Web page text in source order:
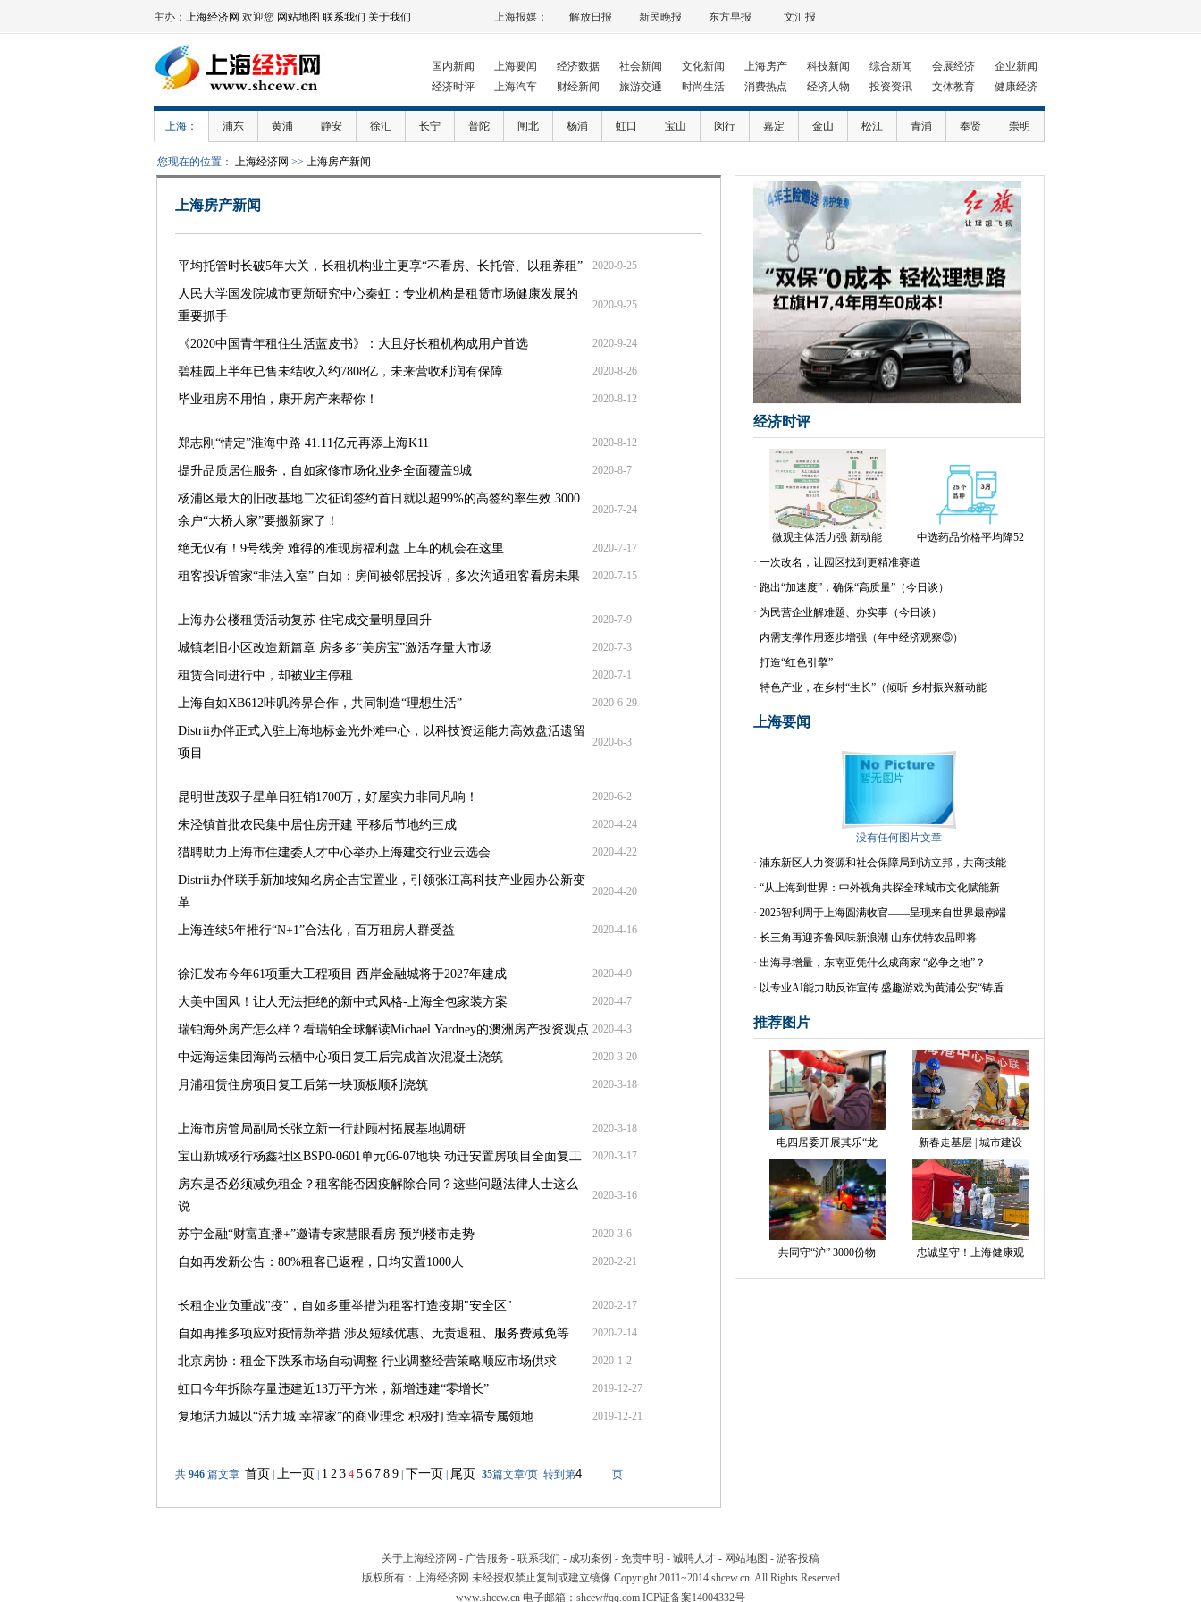
主办： 上海经济网 欢迎您 网站地图 联系我们 关于我们 文汇报
东方早报
新民晚报
解放日报
上海报媒：
企业新闻
会展经济
综合新闻
科技新闻
上海房产
文化新闻
社会新闻
经济数据
上海要闻
国内新闻
健康经济
文体教育
投资资讯
经济人物
消费热点
时尚生活
旅游交通
财经新闻
上海汽车
经济时评
上海： 浦东 黄浦 静安 徐汇 长宁 普陀 闸北 杨浦 虹口 宝山 闵行 嘉定 金山 松江 青浦 奉贤 崇明
您现在的位置： 上海经济网 >> 上海房产新闻
上海房产新闻
平均托管时长破5年大关，长租机构业主更享“不看房、长托管、以租养租” 2020-9-25
人民大学国发院城市更新研究中心秦虹：专业机构是租赁市场健康发展的
重要抓手
2020-9-25
《2020中国青年租住生活蓝皮书》：大且好长租机构成用户首选 2020-9-24
碧桂园上半年已售未结收入约7808亿，未来营收利润有保障 2020-8-26
毕业租房不用怕，康开房产来帮你！ 2020-8-12
郑志刚“情定”淮海中路 41.11亿元再添上海K11 2020-8-12
提升品质居住服务，自如家修市场化业务全面覆盖9城 2020-8-7
杨浦区最大的旧改基地二次征询签约首日就以超99%的高签约率生效 3000
余户“大桥人家”要搬新家了！
2020-7-24
绝无仅有！9号线旁 难得的准现房福利盘 上车的机会在这里 2020-7-17
租客投诉管家“非法入室” 自如：房间被邻居投诉，多次沟通租客看房未果 2020-7-15
上海办公楼租赁活动复苏 住宅成交量明显回升 2020-7-9
城镇老旧小区改造新篇章 房多多“美房宝”激活存量大市场 2020-7-3
租赁合同进行中，却被业主停租...... 2020-7-1
上海自如XB612咔叽跨界合作，共同制造“理想生活” 2020-6-29
Distrii办伴正式入驻上海地标金光外滩中心，以科技资运能力高效盘活遗留
项目
2020-6-3
昆明世茂双子星单日狂销1700万，好屋实力非同凡响！ 2020-6-2
朱泾镇首批农民集中居住房开建 平移后节地约三成 2020-4-24
猎聘助力上海市住建委人才中心举办上海建交行业云选会 2020-4-22
Distrii办伴联手新加坡知名房企吉宝置业，引领张江高科技产业园办公新变
革
2020-4-20
上海连续5年推行“N+1”合法化，百万租房人群受益 2020-4-16
徐汇发布今年61项重大工程项目 西岸金融城将于2027年建成 2020-4-9
大美中国风！让人无法拒绝的新中式风格-上海全包家装方案 2020-4-7
瑞铂海外房产怎么样？看瑞铂全球解读Michael Yardney的澳洲房产投资观点 2020-4-3
中远海运集团海尚云栖中心项目复工后完成首次混凝土浇筑 2020-3-20
月浦租赁住房项目复工后第一块顶板顺利浇筑 2020-3-18
上海市房管局副局长张立新一行赴顾村拓展基地调研 2020-3-18
宝山新城杨行杨鑫社区BSP0-0601单元06-07地块 动迁安置房项目全面复工 2020-3-17
房东是否必须减免租金？租客能否因疫解除合同？这些问题法律人士这么
说
2020-3-16
苏宁金融“财富直播+”邀请专家慧眼看房 预判楼市走势 2020-3-6
自如再发新公告：80%租客已返程，日均安置1000人 2020-2-21
长租企业负重战"疫"，自如多重举措为租客打造疫期"安全区" 2020-2-17
自如再推多项应对疫情新举措 涉及短续优惠、无责退租、服务费减免等 2020-2-14
北京房协：租金下跌系市场自动调整 行业调整经营策略顺应市场供求 2020-1-2
虹口今年拆除存量违建近13万平方米，新增违建“零增长” 2019-12-27
复地活力城以“活力城 幸福家”的商业理念 积极打造幸福专属领地 2019-12-21
共 946 篇文章 首页 上一页 1 2 3 4 5 6 7 8 9 下一页 尾页 35篇文章/页 转到第 页
经济时评
微观主体活力强 新动能
中选药品价格平均降52
· 一次改名，让园区找到更精准赛道
· 跑出“加速度”，确保“高质量”（今日谈）
· 为民营企业解难题、办实事（今日谈）
· 内需支撑作用逐步增强（年中经济观察⑥）
· 打造“红色引擎”
· 特色产业，在乡村“生长”（倾听·乡村振兴新动能
上海要闻
没有任何图片文章
· 浦东新区人力资源和社会保障局到访立邦，共商技能
· “从上海到世界：中外视角共探全球城市文化赋能新
· 2025智利周于上海圆满收官——呈现来自世界最南端
· 长三角再迎齐鲁风味新浪潮 山东优特农品即将
· 出海寻增量，东南亚凭什么成商家 “必争之地”？
· 以专业AI能力助反诈宣传 盛趣游戏为黄浦公安“铸盾
推荐图片
电四居委开展其乐“龙 新春走基层 | 城市建设
共同守“沪” 3000份物 忠诚坚守！上海健康观
关于上海经济网 - 广告服务 - 联系我们 - 成功案例 - 免责申明 - 诚聘人才 - 网站地图 - 游客投稿
版权所有：上海经济网 未经授权禁止复制或建立镜像 Copyright 2011~2014 shcew.cn. All Rights Reserved
www.shcew.cn 电子邮箱：shcew#qq.com ICP证备案14004332号